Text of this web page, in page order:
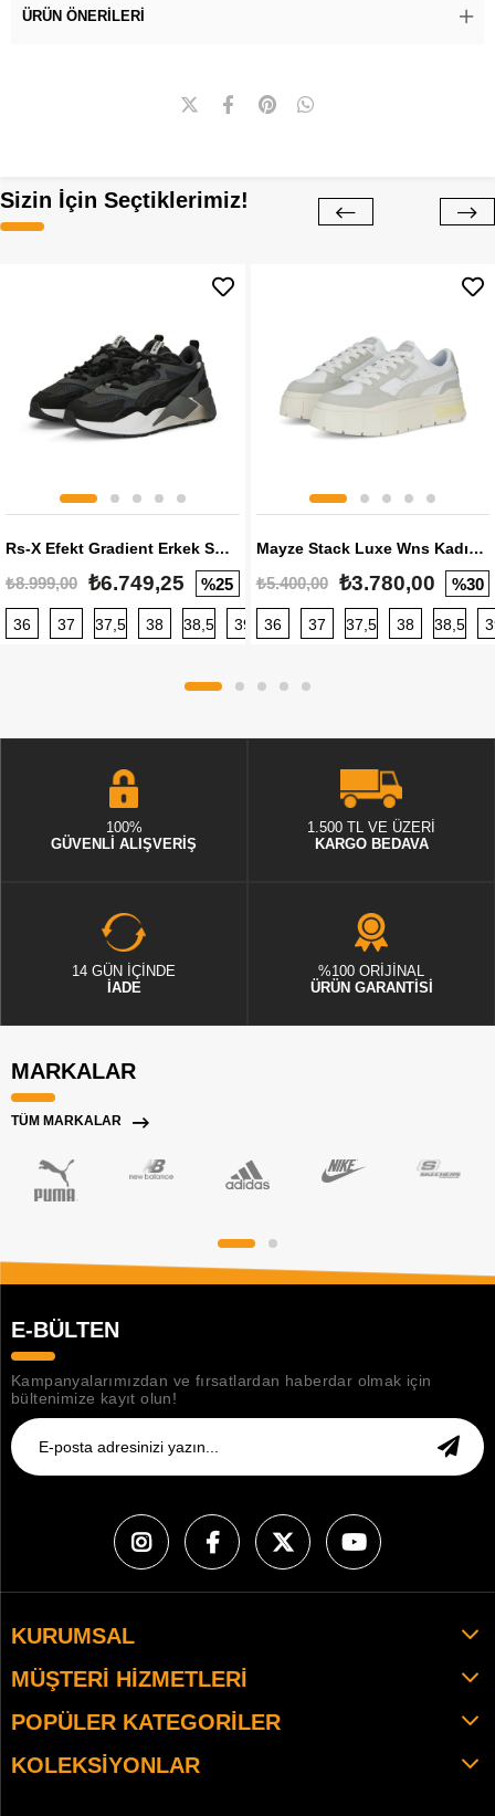
ÜRÜN ÖNERILERI
Sizin İçin Seçtiklerimiz!
Rs-X Efekt Gradient Erkek Sneaker
₺8.999,00 ₺6.749,25 %25
36 37 37,5 38 38,5 39 40 40,5 41 42 42,5
Mayze Stack Luxe Wns Kadın Sneaker
₺5.400,00 ₺3.780,00 %30
36 37 37,5 38 38,5
100%
GÜVENLİ ALIŞVERİŞ
1.500 TL VE ÜZERİ
KARGO BEDAVA
14 GÜN İÇİNDE
İADE
%100 ORİJİNAL
ÜRÜN GARANTİSİ
MARKALAR
TÜM MARKALAR
E-BÜLTEN
Kampanyalarımızdan ve fırsatlardan haberdar olmak için
bültenimize kayıt olun!
KURUMSAL
MÜŞTERI HIZMETLERI
POPÜLER KATEGORILER
KOLEKSIYONLAR